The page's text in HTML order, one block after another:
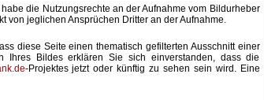
die Nutzungsrechte an der Aufnahme vom Bildurheber
von jeglichen Ansprüchen Dritter an der Aufnahme.
diese Seite einen thematisch gefilterten Ausschnitt einer
Ihres Bildes erklären Sie sich einverstanden, dass die
-Projektes jetzt oder künftig zu sehen sein wird. Eine